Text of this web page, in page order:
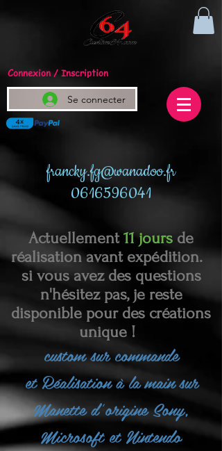
Connexion / Inscription
Se connecter
francky.fg@wanadoo.fr
0616596041
Actuellement 11 jours de
réalisation avant expédition.
si vous avez des questions
n'hésitez pas, je reste
disponible pour des créations
unique !
custom sur commande
etRéalisation à la main sur
Manette d'origine Sony,
Microsoft et Nintendo